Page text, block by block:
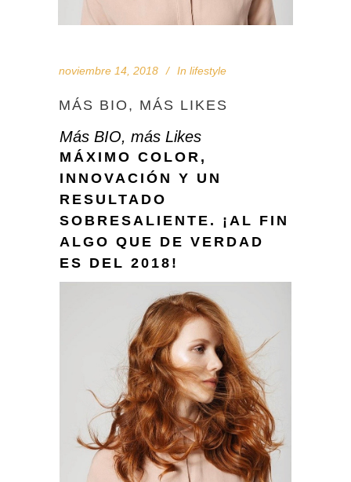
noviembre 14, 2018 In lifestyle
MÁS BIO, MÁS LIKES
Más BIO, más Likes
MÁXIMO COLOR,
INNOVACIÓN Y UN
RESULTADO
SOBRESALIENTE. ¡AL FIN
ALGO QUE DE VERDAD
ES DEL 2018!